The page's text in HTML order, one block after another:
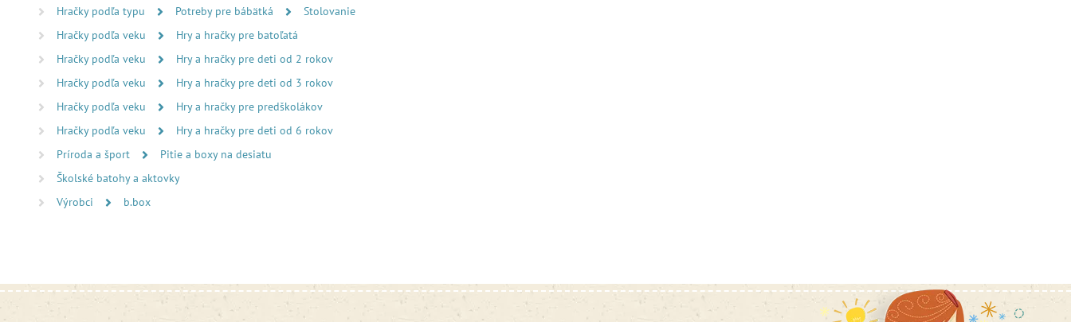
Hračky podľa typu Potreby pre bábätká
Stolovanie
Hračky podľa veku
Hry a hračky pre batoľatá
Hračky podľa veku
Hry a hračky pre deti od 2 rokov
Hračky podľa veku
Hry a hračky pre deti od 3 rokov
Hračky podľa veku
Hry a hračky pre predškolákov
Hračky podľa veku
Hry a hračky pre deti od 6 rokov
Príroda a šport
Pitie a boxy na desiatu
Školské batohy a aktovky
Výrobci
b.box